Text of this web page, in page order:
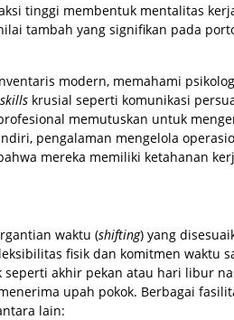
tinggi membentuk mentalitas
tambah yang signifikan pada
modern, memahami
krusial seperti komunikasi
memutuskan untuk
pengalaman mengelola
mereka memiliki ketahanan
waktu (shifting) yang
fisik dan komitmen waktu
akhir pekan atau hari libur
upah pokok. Berbagai
lain: